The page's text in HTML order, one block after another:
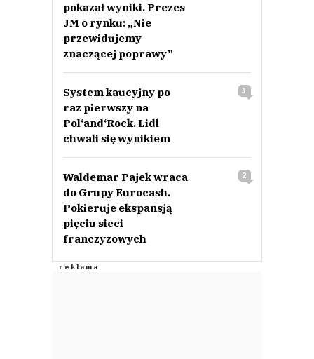
pokazał wyniki. Prezes
JM o rynku: „Nie
przewidujemy
znaczącej poprawy”
System kaucyjny po
raz pierwszy na
Pol‘and‘Rock. Lidl
chwali się wynikiem
3
Waldemar Pajek wraca
do Grupy Eurocash.
Pokieruje ekspansją
pięciu sieci
franczyzowych
2